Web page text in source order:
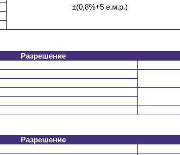
±(0,8%+5 е.м.р.)
Разрешение
Разрешение